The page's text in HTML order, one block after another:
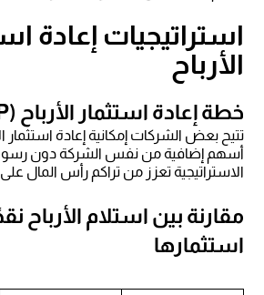
استراتيجيات إعادة
الأرباح
خطة إعادة استثمار الأرباح (DRIP)
تتيح بعض الشركات إمكانية إعادة استثمار
أسهم إضافية من نفس الشركة دون
الاستراتيجية تعزز من تراكم رأس المال
مقارنة بين استلام الأرباح
استثمارها